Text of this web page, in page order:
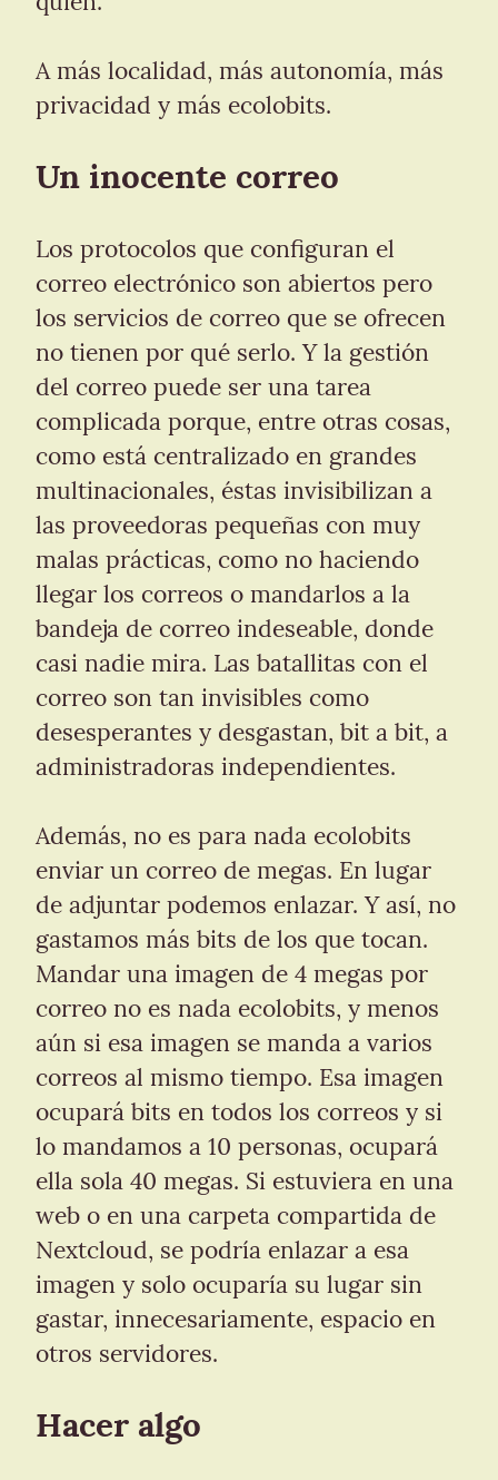
A más localidad, más autonomía, más
privacidad y más ecolobits.
Un inocente correo
Los protocolos que configuran el
correo electrónico son abiertos pero
los servicios de correo que se ofrecen
no tienen por qué serlo. Y la gestión
del correo puede ser una tarea
complicada porque, entre otras cosas,
como está centralizado en grandes
multinacionales, éstas invisibilizan a
las proveedoras pequeñas con muy
malas prácticas, como no haciendo
llegar los correos o mandarlos a la
bandeja de correo indeseable, donde
casi nadie mira. Las batallitas con el
correo son tan invisibles como
desesperantes y desgastan, bit a bit, a
administradoras independientes.
Además, no es para nada ecolobits
enviar un correo de megas. En lugar
de adjuntar podemos enlazar. Y así, no
gastamos más bits de los que tocan.
Mandar una imagen de 4 megas por
correo no es nada ecolobits, y menos
aún si esa imagen se manda a varios
correos al mismo tiempo. Esa imagen
ocupará bits en todos los correos y si
lo mandamos a 10 personas, ocupará
ella sola 40 megas. Si estuviera en una
web o en una carpeta compartida de
Nextcloud, se podría enlazar a esa
imagen y solo ocuparía su lugar sin
gastar, innecesariamente, espacio en
otros servidores.
Hacer algo